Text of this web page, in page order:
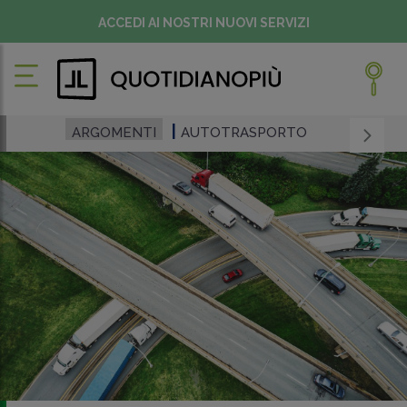
ACCEDI AI NOSTRI NUOVI SERVIZI
ARGOMENTI AUTOTRASPORTO